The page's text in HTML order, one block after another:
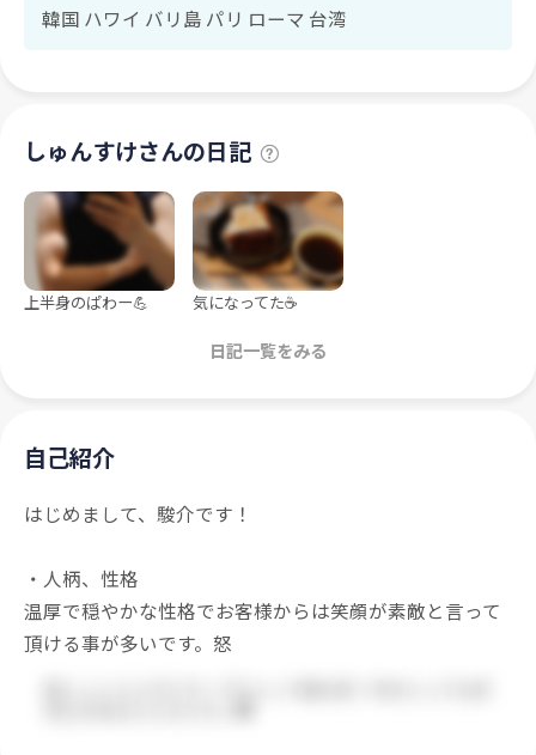
韓国 ハワイ バリ島 パリ ローマ 台湾
しゅんすけさんの日記
上半身のぱわー💪 気になってた☕
日記一覧をみる
自己紹介
はじめまして、駿介です！
・人柄、性格
温厚で穏やかな性格でお客様からは笑顔が素敵と言って
頂ける事が多いです。怒